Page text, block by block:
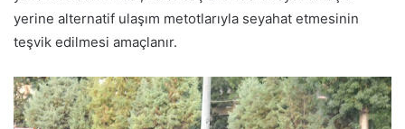
yerine alternatif ulaşım metotlarıyla seyahat etmesinin
teşvik edilmesi amaçlanır.